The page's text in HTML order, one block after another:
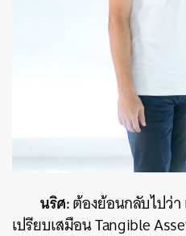
นริศ:ต้องย้อนกลับไปว่
เปรียบเสมือน Tangible
ค้นหา